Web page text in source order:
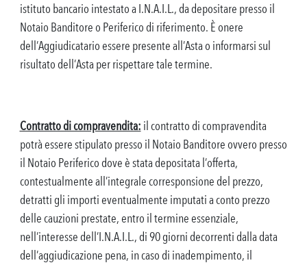
istituto bancario intestato a I.N.A.I.L., da depositare presso il
Notaio Banditore o Periferico di riferimento. È onere
dell’Aggiudicatario essere presente all’Asta o informarsi sul
risultato dell’Asta per rispettare tale termine.
Contratto di compravendita: il contratto di compravendita
potrà essere stipulato presso il Notaio Banditore ovvero presso
il Notaio Periferico dove è stata depositata l’offerta,
contestualmente all’integrale corresponsione del prezzo,
detratti gli importi eventualmente imputati a conto prezzo
delle cauzioni prestate, entro il termine essenziale,
nell’interesse dell’I.N.A.I.L., di 90 giorni decorrenti dalla data
dell’aggiudicazione pena, in caso di inadempimento, il